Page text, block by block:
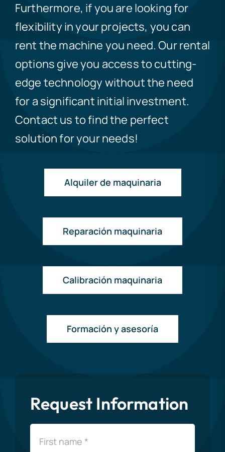
Furthermore, if you are looking for
flexibility in your projects, you can
rent the machine you need. Our rental
options give you access to cutting-
edge technology without the need
for a significant initial investment.
Contact us to find the perfect
solution for your needs!
Alquiler de maquinaria
Reparación maquinaria
Calibración maquinaria
Formación y asesoría
Request Information